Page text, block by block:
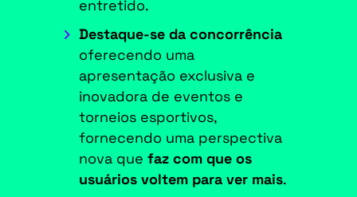
entretido.
Destaque-se da concorrência
oferecendo uma
apresentação exclusiva e
inovadora de eventos e
torneios esportivos,
fornecendo uma perspectiva
nova que faz com que os
usuários voltem para ver mais.